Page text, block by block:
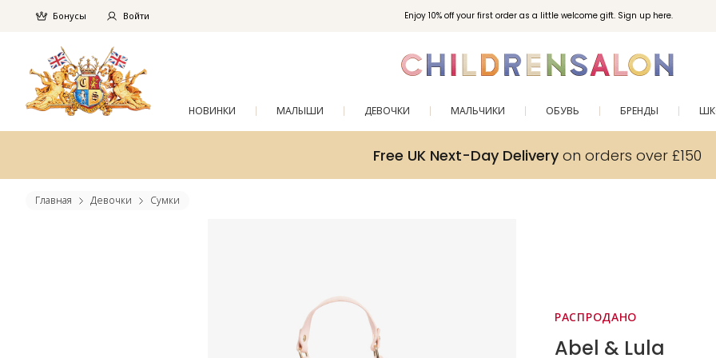
Enjoy 10% off your first order as a little welcome gift. Sign up here.
Бонусы Войти
НОВИНКИ МАЛЫШИ ДЕВОЧКИ МАЛЬЧИКИ ОБУВЬ БРЕНДЫ
Free UK Next-Day Deliveryon orders over £150
Главная Девочки Сумки
РАСПРОДАНО
Abel & Lula